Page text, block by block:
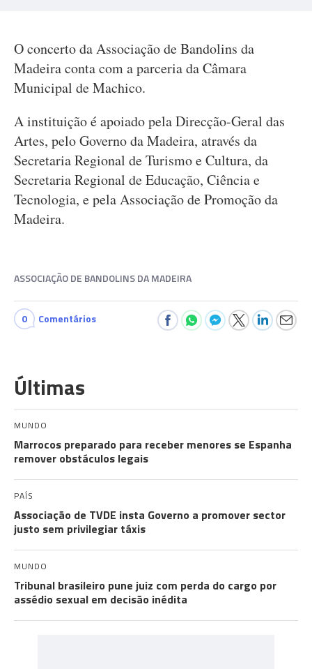
O concerto da Associação de Bandolins da
Madeira conta com a parceria da Câmara
Municipal de Machico.
A instituição é apoiado pela Direcção-Geral das
Artes, pelo Governo da Madeira, através da
Secretaria Regional de Turismo e Cultura, da
Secretaria Regional de Educação, Ciência e
Tecnologia, e pela Associação de Promoção da
Madeira.
ASSOCIAÇÃO DE BANDOLINS DA MADEIRA
0 Comentários
Últimas
MUNDO
Marrocos preparado para receber menores se Espanha
remover obstáculos legais
PAÍS
Associação de TVDE insta Governo a promover sector
justo sem privilegiar táxis
MUNDO
Tribunal brasileiro pune juiz com perda do cargo por
assédio sexual em decisão inédita